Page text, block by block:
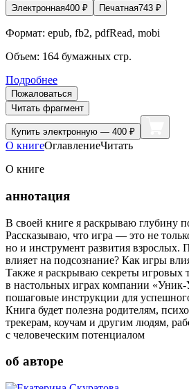
Электронная400 ₽ Печатная743 ₽
Формат: epub, fb2, pdfRead, mobi
Объем: 164 бумажных стр.
Подробнее
Пожаловаться
Читать фрагмент
Купить электронную — 400 ₽
О книгеОглавлениеЧитать
О книге
аннотация
В своей книге я раскрываю глубину
Рассказываю, что игра — это не
но и инструмент развития взрослых.
влияет на подсознание? Как игры
Также я раскрываю секреты игровых
в настольных играх компании
пошаговые инструкции для
Книга будет полезна родителям,
трекерам, коучам и другим людям,
с человеческим потенциалом
об авторе